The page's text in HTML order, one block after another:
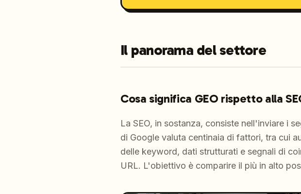
Il panorama del settore
Cosa significa GEO rispetto alla
La SEO, in sostanza, consiste nell'inviare i
di Google valuta centinaia di fattori, tra cui
delle keyword, dati strutturati e segnali di
URL. L'obiettivo è comparire il più in alto